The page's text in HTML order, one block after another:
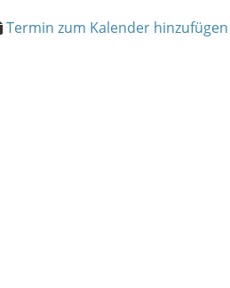
Termin zum Kalender hinzufügen